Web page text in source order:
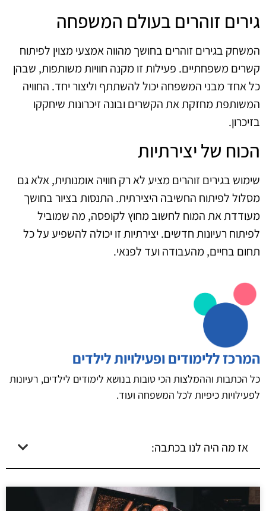
גירים זוהרים בעולם המשפחה
המשחק בגירים זוהרים בחושך מהווה אמצעי מצוין לפיתוח
קשרים משפחתיים. פעילות זו מקנה חוויות משותפות, שבהן
כל אחד מבני המשפחה יכול להשתתף וליצור יחד. החוויה
המשותפת מחזקת את הקשרים ובונה זיכרונות שיחקקו
בזיכרון.
הכוח של יצירתיות
שימוש בגירים זוהרים מציע לא רק חוויה אומנותית, אלא גם
מסלול לפיתוח החשיבה היצירתית. התנסות בציור בחושך
מעודדת את המוח לחשוב מחוץ לקופסה, מה שמוביל
לפיתוח רעיונות חדשים. יצירתיות זו יכולה להשפיע על כל
תחום בחיים, מהעבודה ועד לפנאי.
המרכז ללימודים ופעילויות לילדים
כל הכתבות וההמלצות הכי טובות בנושא לימודים לילדים, רעיונות
לפעילויות כיפיות לכל המשפחה ועוד.
אז מה היה לנו בכתבה: